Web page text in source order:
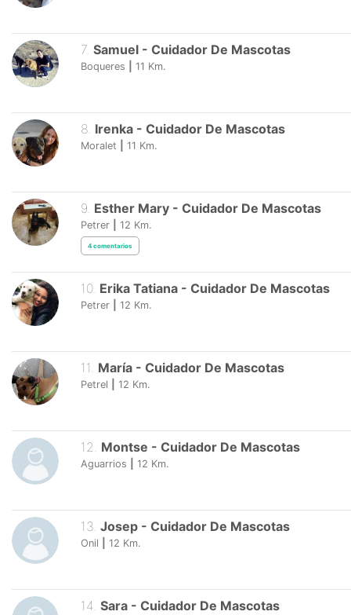
7. Samuel - Cuidador De Mascotas
Boqueres 11 Km.
8. Irenka - Cuidador De Mascotas
Moralet 11 Km.
9. Esther Mary - Cuidador De Mascotas
Petrer 12 Km.
4 comentarios
10. Erika Tatiana - Cuidador De Mascotas
Petrer 12 Km.
11 María - Cuidador De Mascotas
Petrel 12 Km.
12 Montse - Cuidador De Mascotas
Aguarrios 12 Km.
13. Josep - Cuidador De Mascotas
Onil 12 Km.
14. Sara - Cuidador De Mascotas